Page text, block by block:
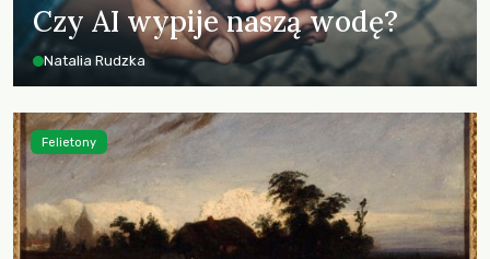
Czy AI wypije naszą wodę?
Natalia Rudzka
Felietony